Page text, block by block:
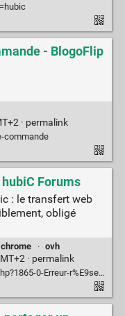
- BlogoFlip
· permalink
commande
Forums
: le transfert web
obligé
chrome · ovh
· permalink
0-Erreur-r%E9seau